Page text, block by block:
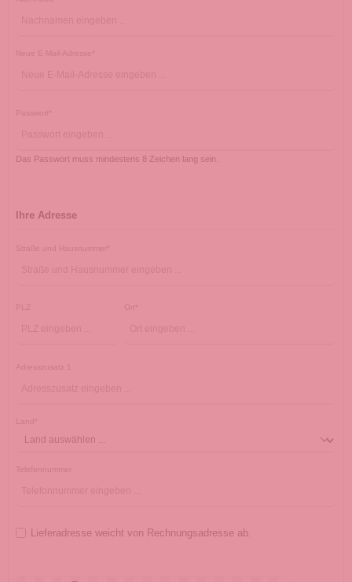
Neue E-Mail-Adresse*
Passwort*
Das Passwort muss mindestens 8 Zeichen lang sein.
Ihre Adresse
Straße und Hausnummer*
PLZ Ort*
Adresszusatz 1
Land*
Telefonnummer
Lieferadresse weicht von Rechnungsadresse ab.